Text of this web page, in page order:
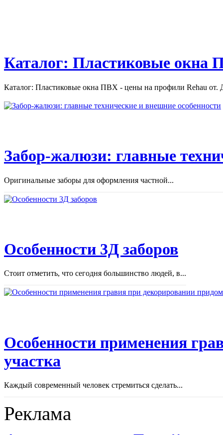
Каталог: Пластиковые окна
Каталог: Пластиковые окна ПВХ - цены на профили Rehau от.
Забор-жалюзи: главные
Оригинальные заборы для оформления частной...
Особенности 3Д заборов
Стоит отметить, что сегодня большинство людей, в...
Особенности применения
участка
Каждый современный человек стремиться сделать...
Реклама